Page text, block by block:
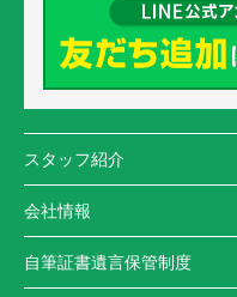
スタッフ紹介
会社情報
自筆証書遺言保管制度